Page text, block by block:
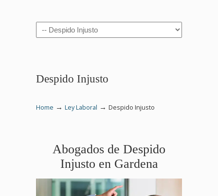
Navigation
Despido Injusto
Home → Ley Laboral → Despido Injusto
Abogados de Despido
Injusto en Gardena